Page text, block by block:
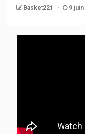
Basket221 9 juin